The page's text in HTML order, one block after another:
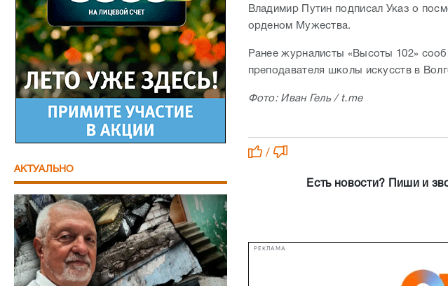
АКТУАЛЬНО
Владимир Путин подписал Указ о
орденом Мужества.
Ранее журналисты «Высоты 102»
преподавателя школы искусств в
Фото: Иван Гель / t.me
/
Есть новости? Пиши и
РЕКЛАМА